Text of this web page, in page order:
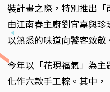
裝計畫之際，特別推出「
由江南春主廚劉宜嘉與珍
以熟悉的味道向饕客致敬
今年以「花現福氣」為
化作六款手工粽。其中